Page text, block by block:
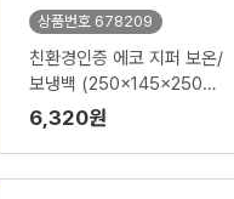
상품번호 678209
친환경인증 에코 지퍼 보온/
보냉백 (250x145x250x1
45mm)
6,320원